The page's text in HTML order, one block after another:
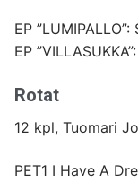
EP
EP
Rotat
12 kpl, Tuomari
PET1 I Have A